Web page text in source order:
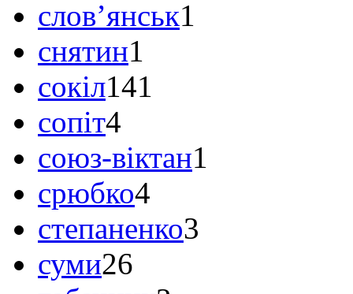
слов’янськ1
снятин1
сокіл141
сопіт4
союз-віктан1
срюбко4
степаненко3
суми26